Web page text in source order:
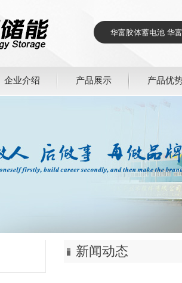
企业介绍 产品展示 产品优
新闻动态